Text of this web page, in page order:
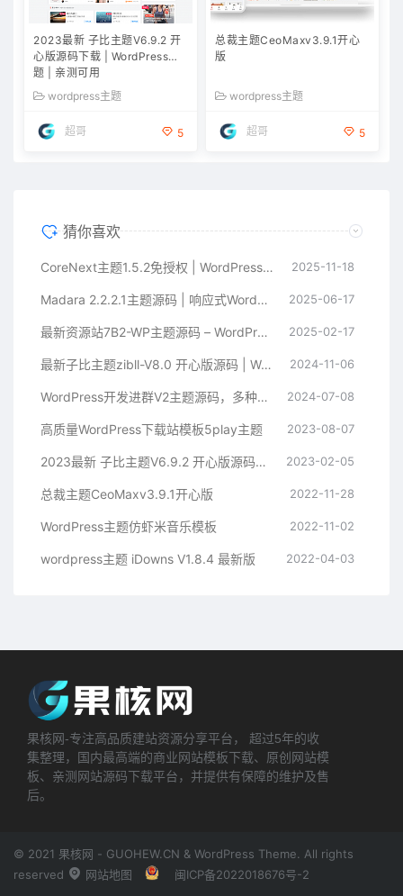
2023最新 子比主题V6.9.2 开
心版源码下载 | WordPress主
题 | 亲测可用
wordpress主题
超哥 5
总裁主题CeoMaxv3.9.1开心
版
wordpress主题
超哥 5
猜你喜欢
CoreNext主题1.5.2免授权 | WordPress主题模板 2025-11-18
Madara 2.2.2.1主题源码 | 响应式WordPress漫画小说主题模板 2025-06-17
最新资源站7B2-WP主题源码 – WordPress主题 附教程 2025-02-17
最新子比主题zibll-V8.0 开心版源码 | WordPress主题源码 2024-11-06
WordPress开发进群V2主题源码，多种引流方法，引私域二次变现 2024-07-08
高质量WordPress下载站模板5play主题 2023-08-07
2023最新 子比主题V6.9.2 开心版源码下载 | WordPress主题 | 亲测可用 2023-02-05
总裁主题CeoMaxv3.9.1开心版 2022-11-28
WordPress主题仿虾米音乐模板 2022-11-02
wordpress主题 iDowns V1.8.4 最新版 2022-04-03
果核网-专注高品质建站资源分享平台， 超过5年的收
集整理，国内最高端的商业网站模板下载、原创网站模
板、亲测网站源码下载平台，并提供有保障的维护及售
后。
© 2021 果核网 - GUOHEW.CN & WordPress Theme. All rights
reserved
网站地图 闽ICP备2022018676号-2